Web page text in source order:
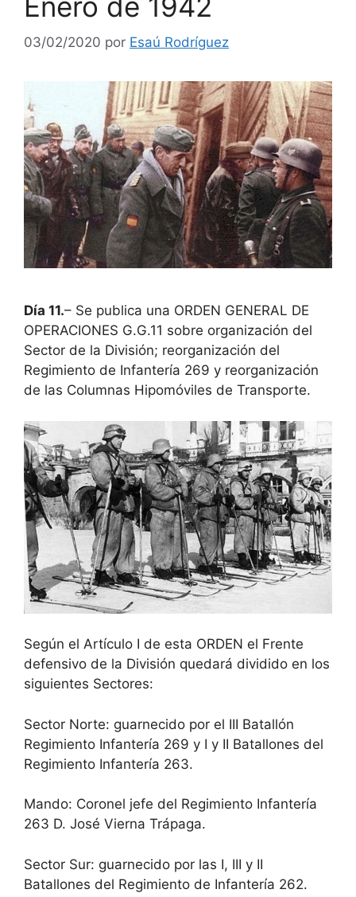
Enero de 1942
03/02/2020 por Esaú Rodríguez
Día 11.– Se publica una ORDEN GENERAL DE
OPERACIONES G.G.11 sobre organización del
Sector de la División; reorganización del
Regimiento de Infantería 269 y reorganización
de las Columnas Hipomóviles de Transporte.
Según el Artículo I de esta ORDEN el Frente
defensivo de la División quedará dividido en los
siguientes Sectores:
Sector Norte: guarnecido por el III Batallón
Regimiento Infantería 269 y I y II Batallones del
Regimiento Infantería 263.
Mando: Coronel jefe del Regimiento Infantería
263 D. José Vierna Trápaga.
Sector Sur: guarnecido por las I, III y II
Batallones del Regimiento de Infantería 262.